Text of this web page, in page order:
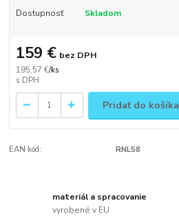
Dostupnosť Skladom
195,57 €/ks
159 € bez DPH
Pridať do košíka
EAN kód: RNL58
materiál a spracovanie
vyrobené v EU